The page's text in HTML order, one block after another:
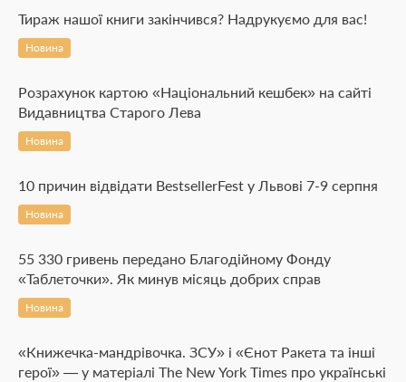
Тираж нашої книги закінчився? Надрукуємо для вас!
Новина
Розрахунок картою «Національний кешбек» на сайті
Видавництва Старого Лева
Новина
10 причин відвідати BestsellerFest у Львові 7-9 серпня
Новина
55 330 гривень передано Благодійному Фонду
«Таблеточки». Як минув місяць добрих справ
Новина
«Книжечка-мандрівочка. ЗСУ» і «Єнот Ракета та інші
герої» — у матеріалі The New York Times про українські